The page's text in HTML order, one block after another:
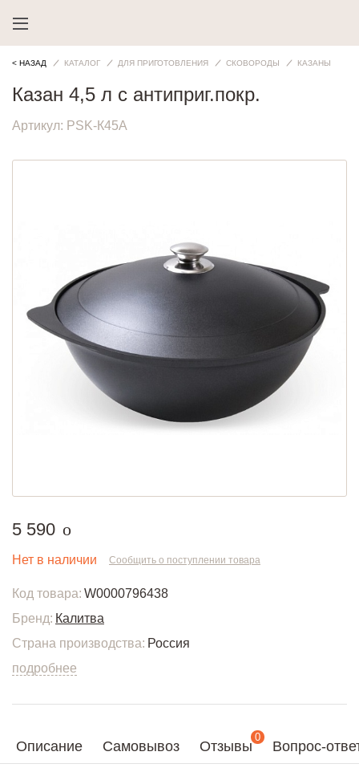
< НАЗАД КАТАЛОГ ДЛЯ ПРИГОТОВЛЕНИЯ СКОВОРОДЫ КАЗАНЫ
Описание Самовывоз Отзывы
0
Вопрос-
Казан 4,5 л с антиприг.покр.
Артикул: PSK-К45А
5 590 руб.
o
Нет в наличии Сообщить о поступлении товара
Код товара: W0000796438
Бренд: Калитва
Страна производства: Россия
подробнее